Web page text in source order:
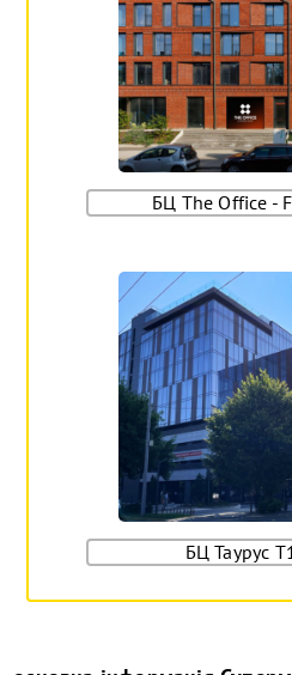
БЦ The Office -
БЦ Таурус